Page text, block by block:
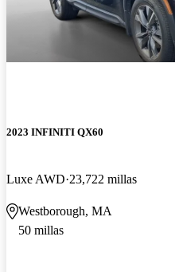
2023 INFINITI QX60
Luxe AWD 23,722 millas
Westborough, MA
50 millas